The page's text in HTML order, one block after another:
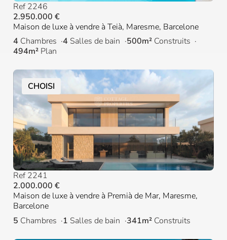
Ref 2246
2.950.000 €
Maison de luxe à vendre à Teià, Maresme, Barcelone
4 Chambres 4 Salles de bain 500m² Construits
494m² Plan
CHOISI
Ref 2241
2.000.000 €
Maison de luxe à vendre à Premià de Mar, Maresme,
Barcelone
5 Chambres 1 Salles de bain 341m² Construits